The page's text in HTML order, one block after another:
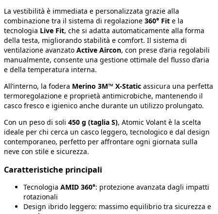
La vestibilità è immediata e personalizzata grazie alla
combinazione tra il sistema di regolazione 360° Fit e la
tecnologia Live Fit, che si adatta automaticamente alla forma
della testa, migliorando stabilità e comfort. Il sistema di
ventilazione avanzato Active Aircon, con prese d’aria regolabili
manualmente, consente una gestione ottimale del flusso d’aria
e della temperatura interna.
All’interno, la fodera Merino 3M™ X-Static assicura una perfetta
termoregolazione e proprietà antimicrobiche, mantenendo il
casco fresco e igienico anche durante un utilizzo prolungato.
Con un peso di soli 450 g (taglia S), Atomic Volant è la scelta
ideale per chi cerca un casco leggero, tecnologico e dal design
contemporaneo, perfetto per affrontare ogni giornata sulla
neve con stile e sicurezza.
Caratteristiche principali
Tecnologia AMID 360°: protezione avanzata dagli impatti
rotazionali
Design ibrido leggero: massimo equilibrio tra sicurezza e